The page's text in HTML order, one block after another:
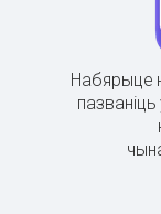
Набярыце